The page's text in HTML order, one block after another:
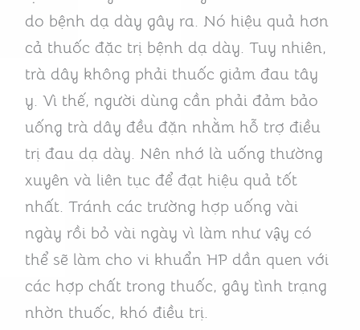
do bệnh dạ dày gây ra. Nó hiệu quả hơn
cả thuốc đặc trị bệnh dạ dày. Tuy nhiên,
trà dây không phải thuốc giảm đau tây
y. Vì thế, người dùng cần phải đảm bảo
uống trà dây đều đặn nhằm hỗ trợ điều
trị đau dạ dày. Nên nhớ là uống thường
xuyên và liên tục để đạt hiệu quả tốt
nhất. Tránh các trường hợp uống vài
ngày rồi bỏ vài ngày vì làm như vậy có
thể sẽ làm cho vi khuẩn HP dần quen với
các hợp chất trong thuốc, gây tình trạng
nhờn thuốc, khó điều trị.